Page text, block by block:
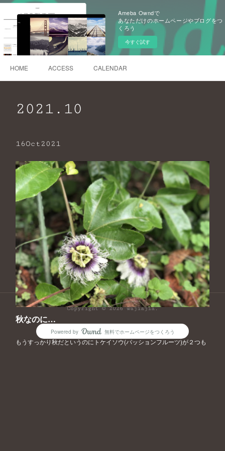
Ameba Owndで
あなただけのホームページやブログをつ
くろう
今すぐ試す
HOME ACCESS CALENDAR
2021 . 10
16Oct 2021
秋なのに…
もうすっかり秋だというのにトケイソウ(パッションフルーツ)が２つも
プライバシーポリシー 特定商取引法に基づく表記
Copyright ©2026 wajiajia.
Powered by AmebaOwnd
無料でホームページをつくろう